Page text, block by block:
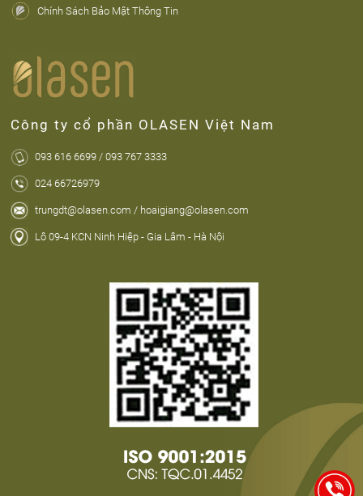
Chính Sách Bảo Mật Thông Tin
Công ty cổ phần OLASEN Việt Nam
093 616 6699 / 093 767 3333
024 66726979
trungdt@olasen.com / hoaigiang@olasen.com
Lô 09-4 KCN Ninh Hiệp - Gia Lâm - Hà Nội